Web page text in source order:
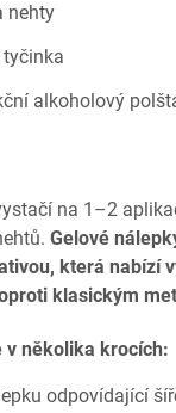
nehty
tyčinka
alkoholový
na 1–2
Gelové
která nabízí
klasickým
v několika krocích:
odpovídající